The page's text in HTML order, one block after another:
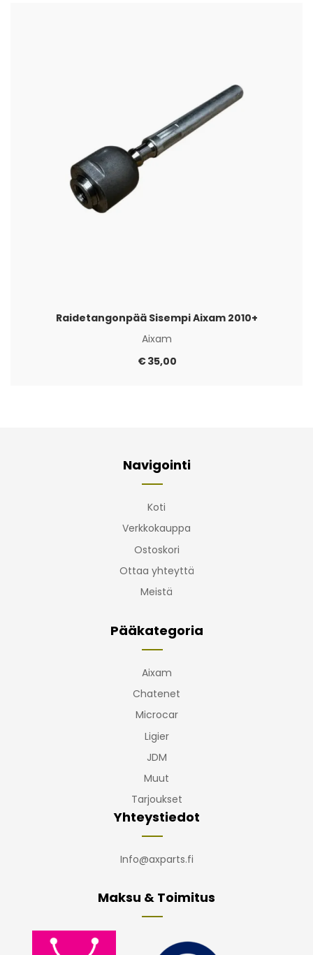
Raidetangonpää Sisempi Aixam 2010+
Aixam
€35,00
Navigointi
Koti
Verkkokauppa
Ostoskori
Ottaa yhteyttä
Meistä
Pääkategoria
Aixam
Chatenet
Microcar
Ligier
JDM
Muut
Tarjoukset
Yhteystiedot
Info@axparts.fi
Maksu & Toimitus